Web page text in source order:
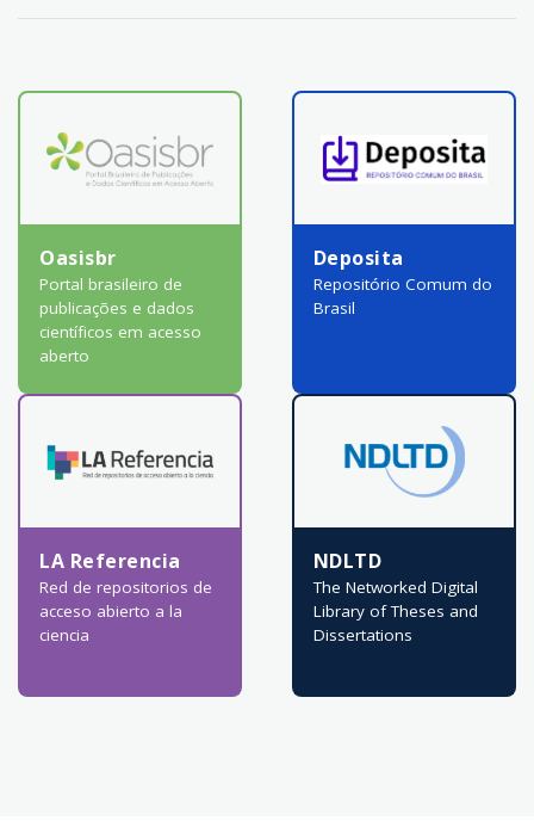
Oasisbr
Portal brasileiro de
publicações e dados
científicos em acesso
aberto
Deposita
Repositório Comum do
Brasil
LA Referencia
Red de repositorios de
acceso abierto a la
ciencia
NDLTD
The Networked Digital
Library of Theses and
Dissertations